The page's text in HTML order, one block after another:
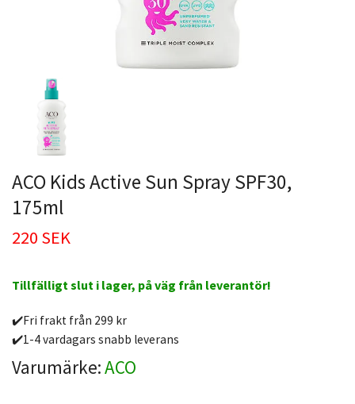
ACO Kids Active Sun Spray SPF30,
175ml
220 SEK
Tillfälligt slut i lager, på väg från leverantör!
✔️Fri frakt från 299 kr
✔️1-4 vardagars snabb leverans
Varumärke:ACO